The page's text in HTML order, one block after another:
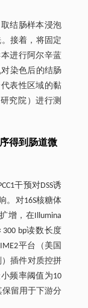
结肠样本浸泡
接着，将固定
进行阿尔辛蓝
对染色后的结肠
表性区域的黏
究院）进行测
得到肠道微
干预对DSS诱
。对16S核糖体
增，在Illumina
300 bp读数长度
平台（美国
）插件对质控拼
频率阈值为10
保留用于下游分